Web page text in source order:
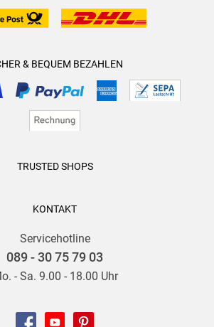
& BEQUEM BEZAHLEN
TRUSTED SHOPS
KONTAKT
Servicehotline
089 - 30 75 79 03
- Sa. 9.00 - 18.00 Uhr